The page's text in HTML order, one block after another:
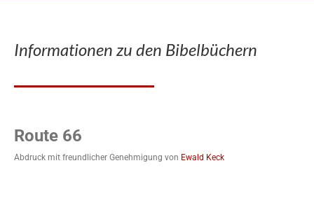
Informationen zu den Bibelbüchern
Route 66
Abdruck mit freundlicher Genehmigung von Ewald Keck